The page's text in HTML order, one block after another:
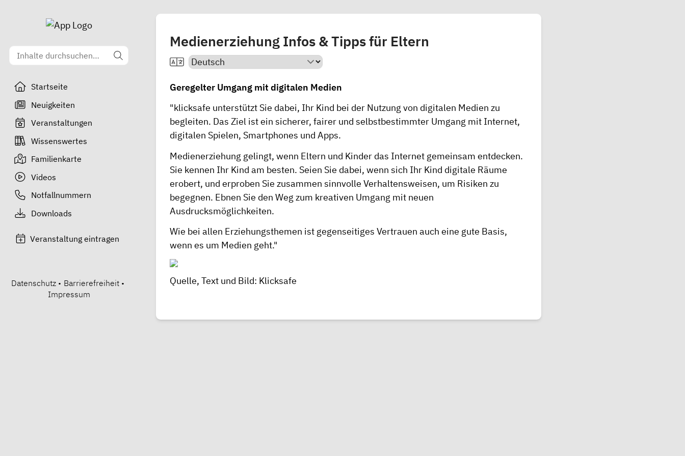
Startseite
Neuigkeiten
Veranstaltungen
Wissenswertes
Familienkarte
Videos
Notfallnummern
Downloads
Veranstaltung eintragen
Datenschutz • Barrierefreiheit •
Impressum
Medienerziehung Infos & Tipps für Eltern
Geregelter Umgang mit digitalen Medien
"klicksafe unterstützt Sie dabei, Ihr Kind bei der Nutzung von digitalen Medien zu
begleiten. Das Ziel ist ein sicherer, fairer und selbstbestimmter Umgang mit Internet,
digitalen Spielen, Smartphones und Apps.
Medienerziehung gelingt, wenn Eltern und Kinder das Internet gemeinsam entdecken.
Sie kennen Ihr Kind am besten. Seien Sie dabei, wenn sich Ihr Kind digitale Räume
erobert, und erproben Sie zusammen sinnvolle Verhaltensweisen, um Risiken zu
begegnen. Ebnen Sie den Weg zum kreativen Umgang mit neuen
Ausdrucksmöglichkeiten.
Wie bei allen Erziehungsthemen ist gegenseitiges Vertrauen auch eine gute Basis,
wenn es um Medien geht."
Quelle, Text und Bild: Klicksafe